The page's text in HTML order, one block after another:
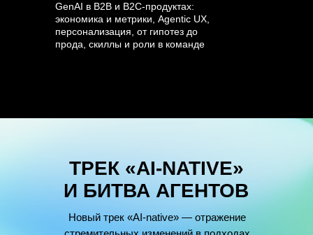
GenAI в B2B и B2C-продуктах:
экономика и метрики, Agentic UX,
персонализация, от гипотез до
прода, скиллы и роли в команде